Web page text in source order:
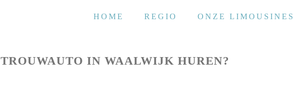
HOME REGIO ONZE LIMOUSINES
TROUWAUTO IN WAALWIJK HUREN?